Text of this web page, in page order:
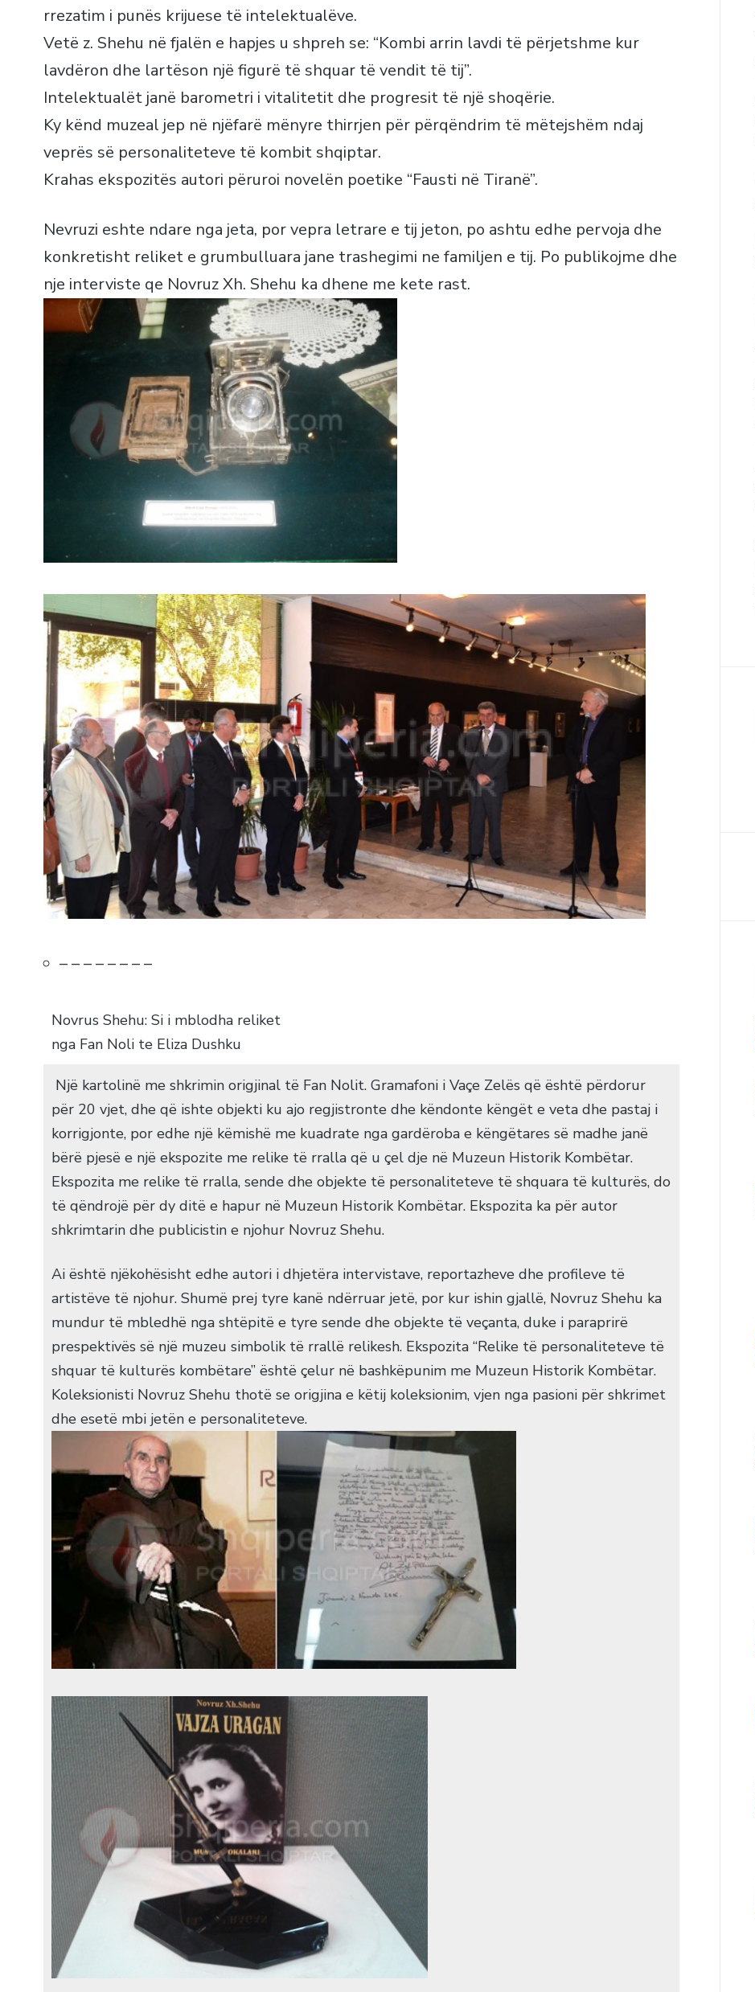
rrezatim i punës krijuese të intelektualëve.
Vetë z. Shehu në fjalën e hapjes u shpreh se: “Kombi arrin lavdi të përjetshme kur
lavdëron dhe lartëson një figurë të shquar të vendit të tij”.
Intelektualët janë barometri i vitalitetit dhe progresit të një shoqërie.
Ky kënd muzeal jep në njëfarë mënyre thirrjen për përqëndrim të mëtejshëm ndaj
veprës së personaliteteve të kombit shqiptar.
Krahas ekspozitës autori përuroi novelën poetike “Fausti në Tiranë”.
Nevruzi eshte ndare nga jeta, por vepra letrare e tij jeton, po ashtu edhe pervoja dhe
konkretisht reliket e grumbulluara jane trashegimi ne familjen e tij. Po publikojme dhe
nje interviste qe Novruz Xh. Shehu ka dhene me kete rast.
– – – – – – – –
Novrus Shehu: Si i mblodha reliket
nga Fan Noli te Eliza Dushku
Një kartolinë me shkrimin origjinal të Fan Nolit. Gramafoni i Vaçe Zelës që është përdorur
për 20 vjet, dhe që ishte objekti ku ajo regjistronte dhe këndonte këngët e veta dhe pastaj i
korrigjonte, por edhe një këmishë me kuadrate nga gardëroba e këngëtares së madhe janë
bërë pjesë e një ekspozite me relike të rralla që u çel dje në Muzeun Historik Kombëtar.
Ekspozita me relike të rralla, sende dhe objekte të personaliteteve të shquara të kulturës, do
të qëndrojë për dy ditë e hapur në Muzeun Historik Kombëtar. Ekspozita ka për autor
shkrimtarin dhe publicistin e njohur Novruz Shehu.
Ai është njëkohësisht edhe autori i dhjetëra intervistave, reportazheve dhe profileve të
artistëve të njohur. Shumë prej tyre kanë ndërruar jetë, por kur ishin gjallë, Novruz Shehu ka
mundur të mbledhë nga shtëpitë e tyre sende dhe objekte të veçanta, duke i paraprirë
prespektivës së një muzeu simbolik të rrallë relikesh. Ekspozita “Relike të personaliteteve të
shquar të kulturës kombëtare” është çelur në bashkëpunim me Muzeun Historik Kombëtar.
Koleksionisti Novruz Shehu thotë se origjina e këtij koleksionim, vjen nga pasioni për shkrimet
dhe esetë mbi jetën e personaliteteve.